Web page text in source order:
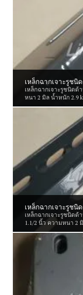
เหล็กฉากเจาะรูชนิ
เหล็กฉากเจาะรูชนิดด้
หนา 2 มิล น้ำหนัก 2.9
เหล็กฉากเจาะรูชนิ
เหล็กฉากเจาะรูชนิดด้
1.1/2 นิ้ว ความหนา 2